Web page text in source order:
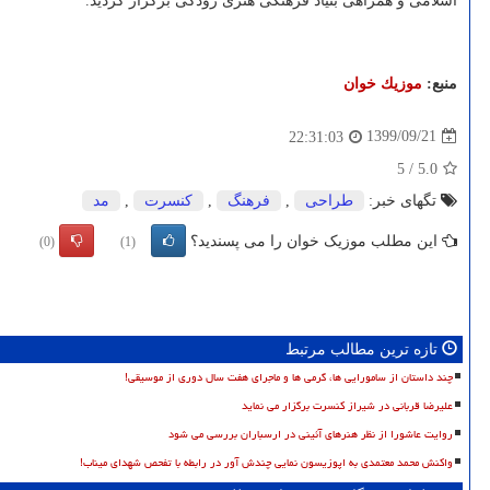
منبع: موزیك خوان
1399/09/21
22:31:03
5.0
/
5
تگهای خبر:
طراحی , فرهنگ , كنسرت , مد
این مطلب موزیک خوان را می پسندید؟ (1)
(0)
تازه ترین مطالب مرتبط
چند داستان از سامورایی ها، گرمی ها و ماجرای هفت سال دوری از موسیقی!
علیرضا قربانی در شیراز کنسرت برگزار می نماید
روایت عاشورا از نظر هنرهای آئینی در ارسباران بررسی می شود
واکنش محمد معتمدی به اپوزیسون نمایی چندش آور در رابطه با تفحص شهدای میناب!